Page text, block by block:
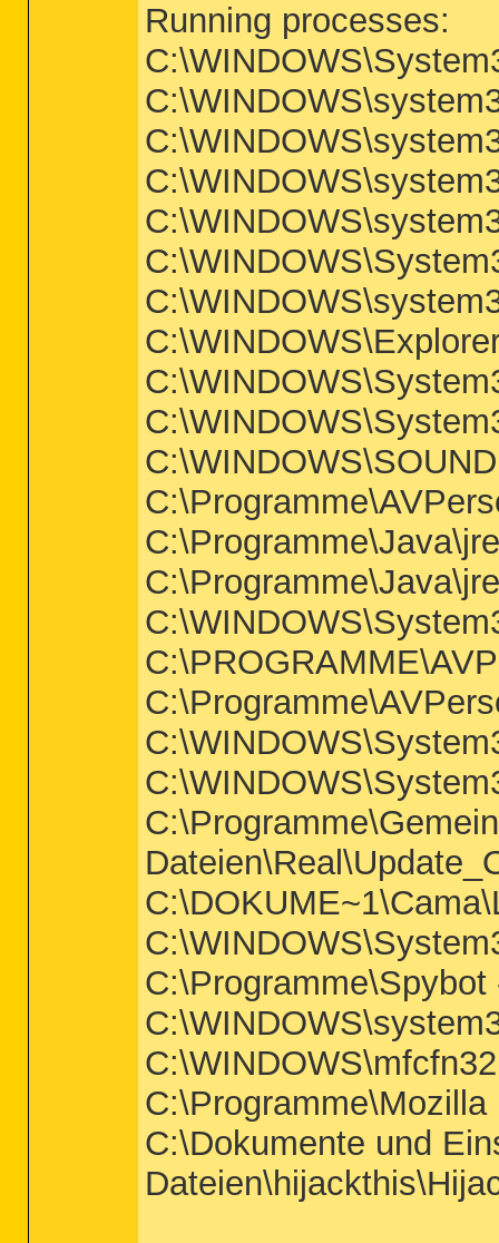
Running processes:
C:\Dokumente und